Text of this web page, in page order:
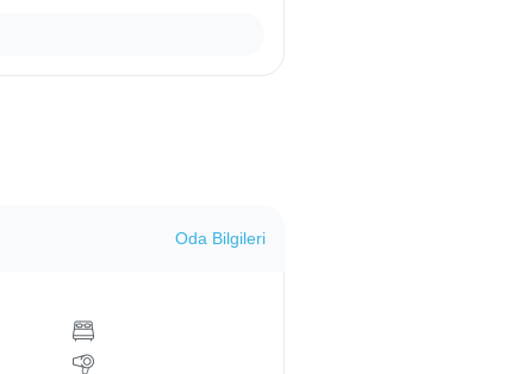
Oda Bilgileri